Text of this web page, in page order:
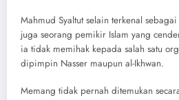
Mahmud Syaltut selain terkenal
juga seorang pemikir Islam yang
ia tidak memihak kepada salah satu
dipimpin Nasser maupun al-Ikhwan.
Memang tidak pernah ditemukan